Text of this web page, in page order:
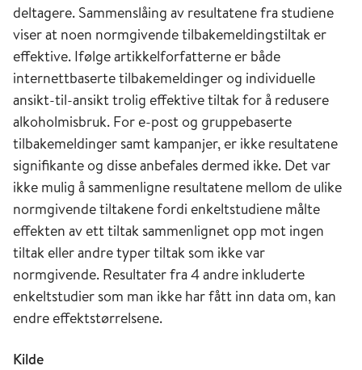
deltagere. Sammenslåing av resultatene fra studiene
viser at noen normgivende tilbakemeldingstiltak er
effektive. Ifølge artikkelforfatterne er både
internettbaserte tilbakemeldinger og individuelle
ansikt-til-ansikt trolig effektive tiltak for å redusere
alkoholmisbruk. For e-post og gruppebaserte
tilbakemeldinger samt kampanjer, er ikke resultatene
signifikante og disse anbefales dermed ikke. Det var
ikke mulig å sammenligne resultatene mellom de ulike
normgivende tiltakene fordi enkeltstudiene målte
effekten av ett tiltak sammenlignet opp mot ingen
tiltak eller andre typer tiltak som ikke var
normgivende. Resultater fra 4 andre inkluderte
enkeltstudier som man ikke har fått inn data om, kan
endre effektstørrelsene.
Kilde